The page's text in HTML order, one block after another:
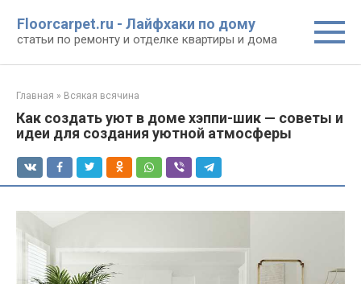
контенту
Floorcarpet.ru - Лайфхаки по дому
статьи по ремонту и отделке квартиры и дома
Главная » Всякая всячина
Как создать уют в доме хэппи-шик — советы и
идеи для создания уютной атмосферы